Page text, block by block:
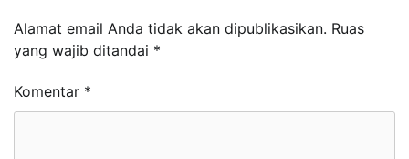
Alamat email Anda tidak akan dipublikasikan. Ruas
yang wajib ditandai *
Komentar *